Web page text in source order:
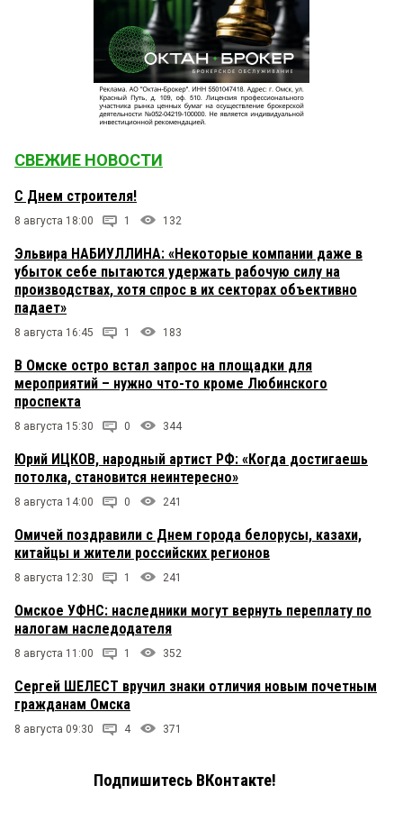
СВЕЖИЕ НОВОСТИ
С Днем строителя!
8 августа 18:00 1 132
Эльвира НАБИУЛЛИНА: «Некоторые компании даже в
убыток себе пытаются удержать рабочую силу на
производствах, хотя спрос в их секторах объективно
падает»
8 августа 16:45 1 183
В Омске остро встал запрос на площадки для
мероприятий – нужно что-то кроме Любинского
проспекта
8 августа 15:30 0 344
Юрий ИЦКОВ, народный артист РФ: «Когда достигаешь
потолка, становится неинтересно»
8 августа 14:00 0 241
Омичей поздравили с Днем города белорусы, казахи,
китайцы и жители российских регионов
8 августа 12:30 1 241
Омское УФНС: наследники могут вернуть переплату по
налогам наследодателя
8 августа 11:00 1 352
Сергей ШЕЛЕСТ вручил знаки отличия новым почетным
гражданам Омска
8 августа 09:30 4 371
Подпишитесь ВКонтакте!